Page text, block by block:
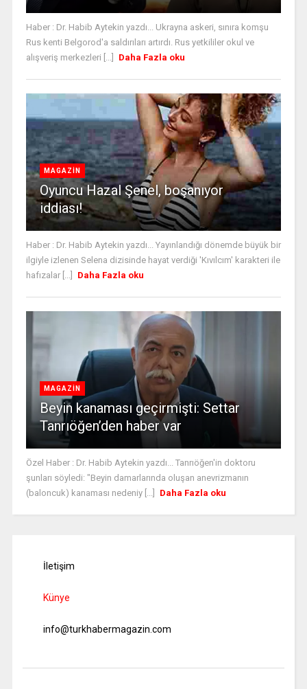
Haber : Dr. Habib Aytekin yazdı... Ukrayna askeri, sınıra komşu
Rus kenti Belgorod'a saldırıları artırdı. Rus yetkililer okul ve
alışveriş merkezleri [...]
Daha Fazla oku
MAGAZİN
Oyuncu Hazal Şenel, boşanıyor
iddiası!
Haber : Dr. Habib Aytekin yazdı... Yayınlandığı dönemde büyük bir
ilgiyle izlenen Selena dizisinde hayat verdiği 'Kıvılcım' karakteri ile
hafızalar [...]
Daha Fazla oku
MAGAZİN
Beyin kanaması geçirmişti: Settar
Tanrıöğen’den haber var
Özel Haber : Dr. Habib Aytekin yazdı... Tanrıöğen'in doktoru
şunları söyledi: "Beyin damarlarında oluşan anevrizmanın
(baloncuk) kanaması nedeniy [...]
Daha Fazla oku
İletişim
Künye
info@turkhabermagazin.com